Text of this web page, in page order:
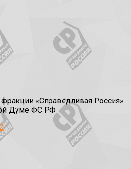
фракции «Справедливая Россия»
Думе ФС РФ